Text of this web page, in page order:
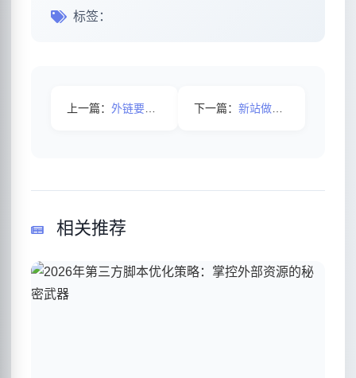
标签：
上一篇： 外链要怎么做才能提高网站权重？ 下一篇： 新站做优化要避免哪些方面呢?
相关推荐